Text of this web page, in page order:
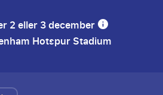
2 eller 3 december
Hotspur Stadium